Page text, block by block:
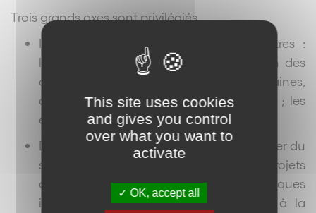
Trois grands axes sont privilégiés.
Il est désormais structuré en 3 chapitres :
l’affectation des zones et la destination des
constructions ; les caractéristiques urbaines,
architecturales, naturelles et paysagères ; les
équipements et les réseaux.
De plus, le règlement évolue pour redonner du
sens et de la lisibilité aux projets
d’aménagement, sécuriser certaines pratiques
innovantes, enrichir la palette d’outils à la
This site uses cookies
and gives you control
over what you want to
activate
OK, accept all